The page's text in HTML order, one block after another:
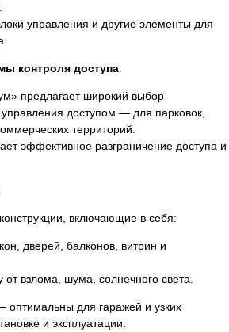
управления и другие элементы для
контроля доступа
предлагает широкий выбор
доступом — для парковок,
территорий.
эффективное разграничение доступа и
включающие в себя:
дверей, балконов, витрин и
взлома, шума, солнечного света.
оптимальны для гаражей и узких
и эксплуатации.